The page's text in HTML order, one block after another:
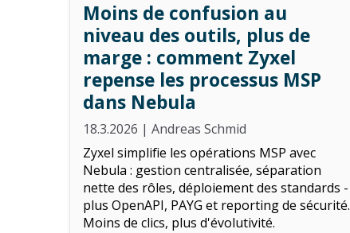
Moins de confusion au
niveau des outils, plus de
marge : comment Zyxel
repense les processus MSP
dans Nebula
18.3.2026 | Andreas Schmid
Zyxel simplifie les opérations MSP avec
Nebula : gestion centralisée, séparation
nette des rôles, déploiement des standards -
plus OpenAPI, PAYG et reporting de sécurité.
Moins de clics, plus d'évolutivité.